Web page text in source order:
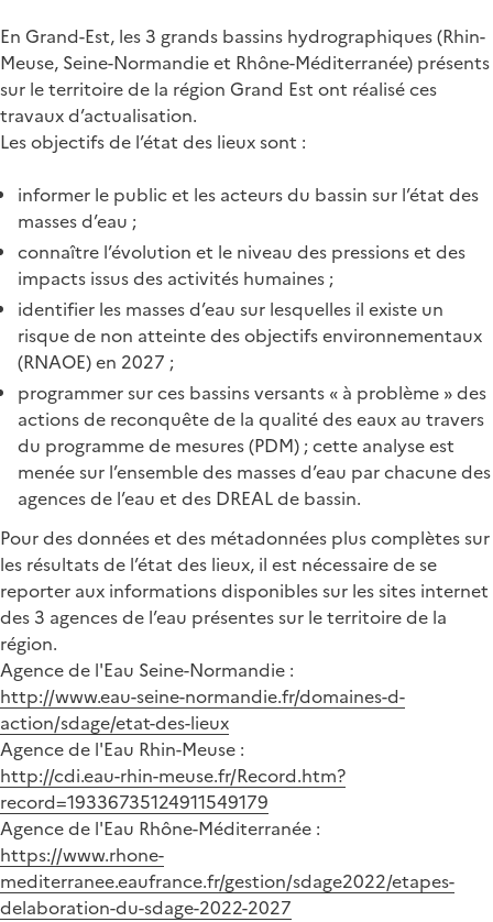
En Grand-Est, les 3 grands bassins hydrographiques (Rhin-
Meuse, Seine-Normandie et Rhône-Méditerranée) présents
sur le territoire de la région Grand Est ont réalisé ces
travaux d’actualisation.
Les objectifs de l’état des lieux sont :
informer le public et les acteurs du bassin sur l’état des
masses d’eau ;
connaître l’évolution et le niveau des pressions et des
impacts issus des activités humaines ;
identifier les masses d’eau sur lesquelles il existe un
risque de non atteinte des objectifs environnementaux
(RNAOE) en 2027 ;
programmer sur ces bassins versants « à problème » des
actions de reconquête de la qualité des eaux au travers
du programme de mesures (PDM) ; cette analyse est
menée sur l’ensemble des masses d’eau par chacune des
agences de l’eau et des DREAL de bassin.
Pour des données et des métadonnées plus complètes sur
les résultats de l’état des lieux, il est nécessaire de se
reporter aux informations disponibles sur les sites internet
des 3 agences de l’eau présentes sur le territoire de la
région.
Agence de l'Eau Seine-Normandie :
http://www.eau-seine-normandie.fr/domaines-d-
action/sdage/etat-des-lieux
Agence de l'Eau Rhin-Meuse :
http://cdi.eau-rhin-meuse.fr/Record.htm?
record=19336735124911549179
Agence de l'Eau Rhône-Méditerranée :
https://www.rhone-
mediterranee.eaufrance.fr/gestion/sdage2022/etapes-
delaboration-du-sdage-2022-2027